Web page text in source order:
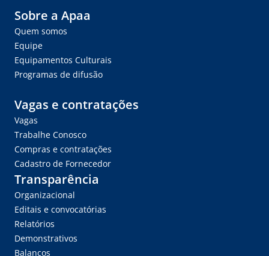
Sobre a Apaa
Quem somos
Equipe
Equipamentos Culturais
Programas de difusão
Vagas e contratações
Vagas
Trabalhe Conosco
Compras e contratações
Cadastro de Fornecedor
Transparência
Organizacional
Editais e convocatórias
Relatórios
Demonstrativos
Balanços